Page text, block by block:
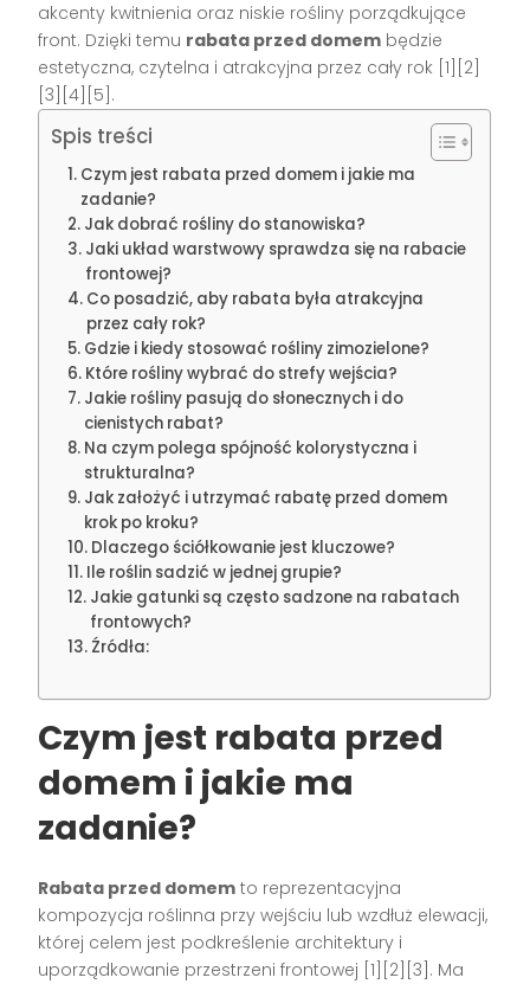
akcenty kwitnienia oraz niskie rośliny porządkujące
front. Dzięki temu rabata przed domem będzie
estetyczna, czytelna i atrakcyjna przez cały rok [1][2]
[3][4][5].
Spis treści
Czym jest rabata przed domem i jakie ma
zadanie?
Jak dobrać rośliny do stanowiska?
Jaki układ warstwowy sprawdza się na rabacie
frontowej?
Co posadzić, aby rabata była atrakcyjna
przez cały rok?
Gdzie i kiedy stosować rośliny zimozielone?
Które rośliny wybrać do strefy wejścia?
Jakie rośliny pasują do słonecznych i do
cienistych rabat?
Na czym polega spójność kolorystyczna i
strukturalna?
Jak założyć i utrzymać rabatę przed domem
krok po kroku?
Dlaczego ściółkowanie jest kluczowe?
Ile roślin sadzić w jednej grupie?
Jakie gatunki są często sadzone na rabatach
frontowych?
Źródła:
Czym jest rabata przed
domem i jakie ma
zadanie?
Rabata przed domem to reprezentacyjna
kompozycja roślinna przy wejściu lub wzdłuż elewacji,
której celem jest podkreślenie architektury i
uporządkowanie przestrzeni frontowej [1][2][3]. Ma